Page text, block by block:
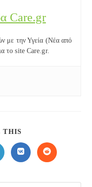
Care.gr
με την Υγεία (Νέα από
το site Care.gr.
THIS
THIS
CONTENT
Opens
in
window
Opens
in
window